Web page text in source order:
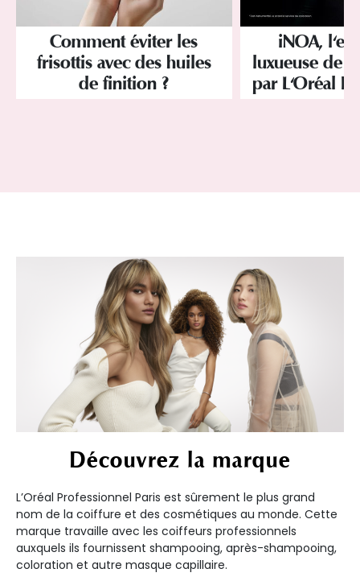
Comment éviter les
frisottis avec des huiles
de finition ?
iNOA,
luxueuse de
par L'Oréal
Découvrez la marque
L’Oréal Professionnel Paris est sûrement le plus grand
nom de la coiffure et des cosmétiques au monde. Cette
marque travaille avec les coiffeurs professionnels
auxquels ils fournissent shampooing, après-shampooing,
coloration et autre masque capillaire.